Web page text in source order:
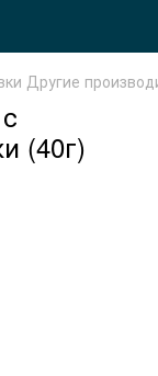
Другие
(40г)